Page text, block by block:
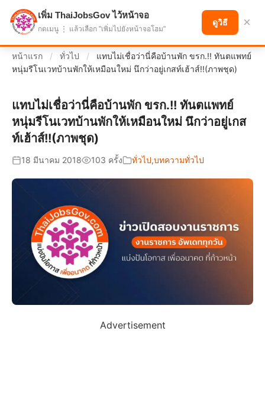
แบ่งปันโอกาส เพื่ออนาคตที่ก้าวหน้า
หน้าแรก / ทั่วไป /
แทบไม่เชื่อว่านี่คือบ้านพัก ขรก.!! ทันตแพทย์
หนุ่มรีโนเวทบ้านพักให้เหมือนใหม่ นึกว่าอยู่เกสท์เฮ้าส์!!(ภาพชุด)
แทบไม่เชื่อว่านี่คือบ้านพัก ขรก.!! ทันตแพทย์
หนุ่มรีโนเวทบ้านพักให้เหมือนใหม่ นึกว่าอยู่เกส
ท์เฮ้าส์!!(ภาพชุด)
18 มีนาคม 2018 103 ครั้ง ทั่วไป,บทความทั่วไป
Advertisement
เพิ่ม ThaiJobsGov ไว้หน้าจอ
กดเมนู ⋮ แล้วเลือก "เพิ่มไปยังหน้าจอโฮม"
ดูวิธี ×